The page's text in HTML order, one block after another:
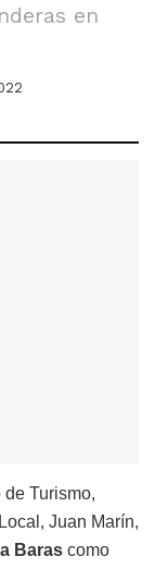
en
Turismo,
Juan Marín,
Baras como